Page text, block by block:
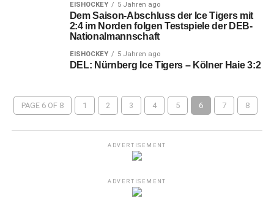
EISHOCKEY 5 Jahren ago
Dem Saison-Abschluss der Ice Tigers mit
2:4 im Norden folgen Testspiele der DEB-
Nationalmannschaft
EISHOCKEY 5 Jahren ago
DEL: Nürnberg Ice Tigers – Kölner Haie 3:2
PAGE 6 OF 8 1 2 3 4 5 6 7 8
ADVERTISEMENT
ADVERTISEMENT